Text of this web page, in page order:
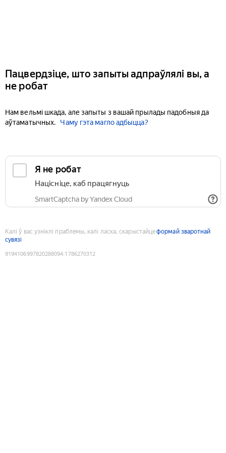
Пацвердзіце, што запыты адпраўлялі вы, а
не робат
Нам вельмі шкада, але запыты з вашай прылады падобныя да
аўтаматычных.
Чаму гэта магло адбыцца?
Я не робат
Націсніце, каб працягнуць
SmartCaptcha by Yandex Cloud
Калі ў вас узніклі праблемы, калі ласка, скарыстайцеформай зваротнай
сувязі
9194106997820288094:1786270312